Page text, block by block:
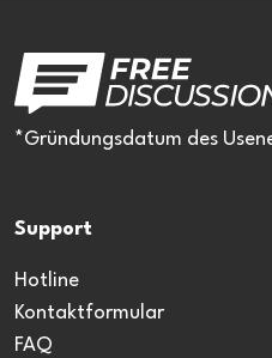
*Gründungsdatum des
Support
Hotline
Kontaktformular
FAQ